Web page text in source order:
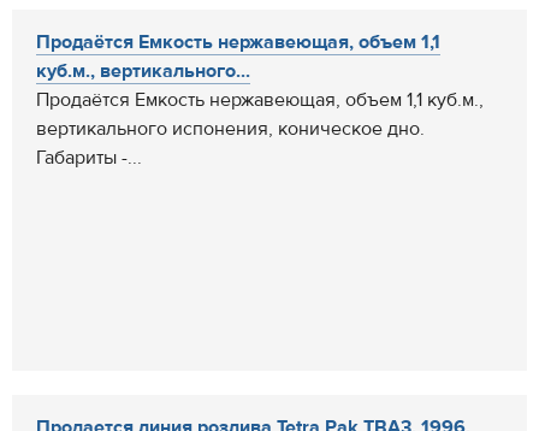
Продаётся Емкость нержавеющая, объем 1,1
куб.м., вертикального...
Продаётся Емкость нержавеющая, объем 1,1 куб.м.,
вертикального испонения, коническое дно.
Габариты -...